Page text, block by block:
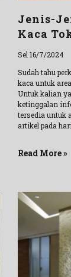
Jenis-
Kaca
Sel 16/7/2024
Sudah tahu
kaca untuk
Untuk kalian
ketinggalan
tersedia untuk
artikel pada
Read More »